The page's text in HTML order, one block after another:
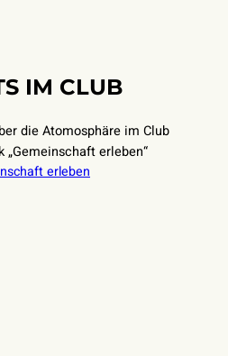
IM CLUB
die Atomosphäre im Club
„Gemeinschaft erleben“
erleben